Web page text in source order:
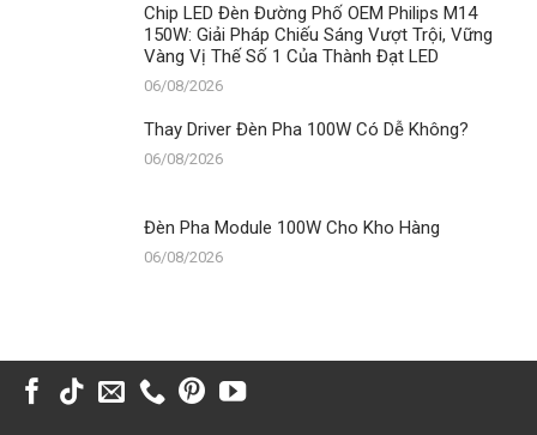
Chip LED Đèn Đường Phố OEM Philips M14
150W: Giải Pháp Chiếu Sáng Vượt Trội, Vững
Vàng Vị Thế Số 1 Của Thành Đạt LED
06/08/2026
Thay Driver Đèn Pha 100W Có Dễ Không?
06/08/2026
Đèn Pha Module 100W Cho Kho Hàng
06/08/2026